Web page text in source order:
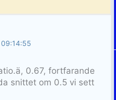
0.67, fortfarande
snittet om 0.5 vi sett